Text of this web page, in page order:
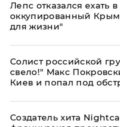
Лепс отказался ехать в
оккупированный
для жизни"
Солист российской
свело!" Макс
Киев и попал под
Создатель хита